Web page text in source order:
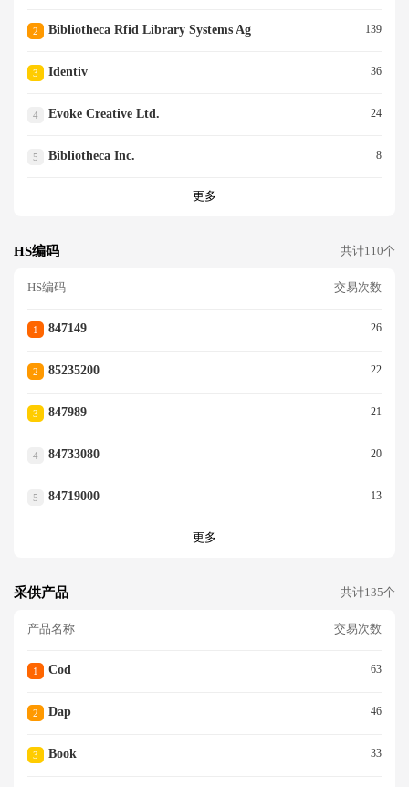
2 Bibliotheca Rfid Library Systems Ag 139
3 Identiv 36
4 Evoke Creative Ltd. 24
5 Bibliotheca Inc. 8
更多
HS编码 共计110个
HS编码 交易次数
1 847149 26
2 85235200 22
3 847989 21
4 84733080 20
5 84719000 13
更多
采供产品 共计135个
产品名称 交易次数
1 Cod 63
2 Dap 46
3 Book 33